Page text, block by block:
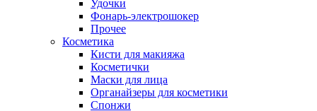
Удочки
Фонарь-электрошокер
Прочее
Косметика
Кисти для макияжа
Косметички
Маски для лица
Органайзеры для косметики
Спонжи